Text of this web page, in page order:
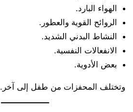
الهواء البارد.
الروائح القوية والعطور.
النشاط البدني الشديد.
الانفعالات النفسية.
بعض الأدوية.
وتختلف المحفزات من طفل إلى آخر.